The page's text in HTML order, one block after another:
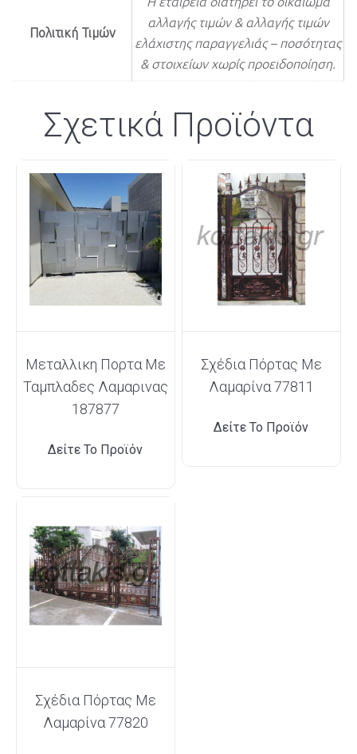
Πολιτική Τιμών
αλλαγής τιμών & αλλαγής τιμών
ελάχιστης παραγγελιάς – ποσότητας
& στοιχείων χωρίς προειδοποίηση.
Σχετικά Προϊόντα
Μεταλλικη Πορτα Με
Ταμπλαδες Λαμαρινας
187877
Δείτε Το Προϊόν
Σχέδια Πόρτας Με
Λαμαρίνα 77811
Δείτε Το Προϊόν
Σχέδια Πόρτας Με
Λαμαρίνα 77820